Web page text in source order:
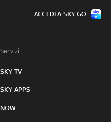
Servizi:
SKY TV
SKY APPS
NOW
ACCEDI A SKY GO